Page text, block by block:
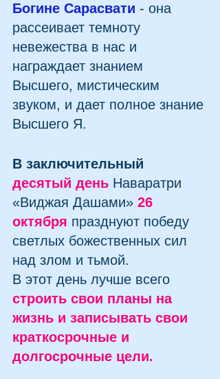
Богине Сарасвати - она
рассеивает темноту
невежества в нас и
награждает знанием
Высшего, мистическим
звуком, и дает полное знание
Высшего Я.
В заключительный
десятый день Наваратри
«Виджая Дашами» 26
октября празднуют победу
светлых божественных сил
над злом и тьмой.
В этот день лучше всего
строить свои планы на
жизнь и записывать свои
краткосрочные и
долгосрочные цели.